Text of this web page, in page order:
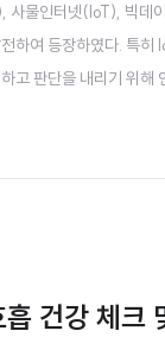
사물인터넷(IoT), 빅
하여 등장하였다. 특
고 판단을 내리기 위
건강 체크